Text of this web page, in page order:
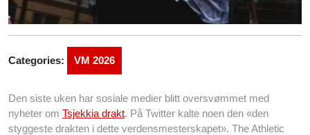
Categories: VM 2026
Den siste uken har sosiale medier blitt oversvømmet med
nyheter om Tsjekkia drakt. På Twitter kalte noen den «den
styggeste drakten i dette verdensmesterskapet». The Athletic